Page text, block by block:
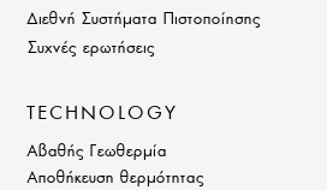
Διεθνή Συστήματα Πιστοποίησης
Συχνές ερωτήσεις
TECHNOLOGY
Αβαθής Γεωθερμία
Αποθήκευση θερμότητας